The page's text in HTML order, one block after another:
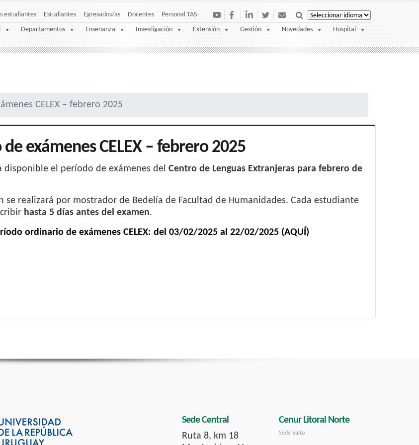
estudiantes Estudiantes Egresados/as Docentes Personal TAS
Departamentos Enseñanza Investigación Extensión Gestión Novedades Hospital
CELEX – febrero 2025
exámenes CELEX – febrero 2025
disponible el período de exámenes del Centro de Lenguas Extranjeras para febrero de
se realizará por mostrador de Bedelía de Facultad de Humanidades. Cada estudiante
hasta 5 días antes del examen.
ordinario de exámenes CELEX: del 03/02/2025 al 22/02/2025 (AQUÍ)
Sede Central
Ruta 8, km 18
Cenur Litoral Norte
Sede Salto